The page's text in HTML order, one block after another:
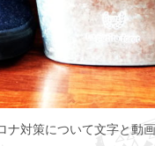
ナ対策について文字と動